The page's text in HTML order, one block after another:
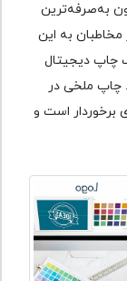
‌به‌صرفه‌ترین
به این
چاپ دیجیتال
چاپ ملخی در
برخوردار است و